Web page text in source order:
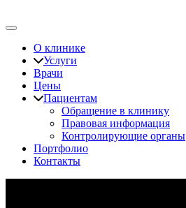
О клинике
Услуги
Врачи
Цены
Пациентам
Обращение в клинику
Правовая информация
Контролирующие органы
Портфолио
Контакты